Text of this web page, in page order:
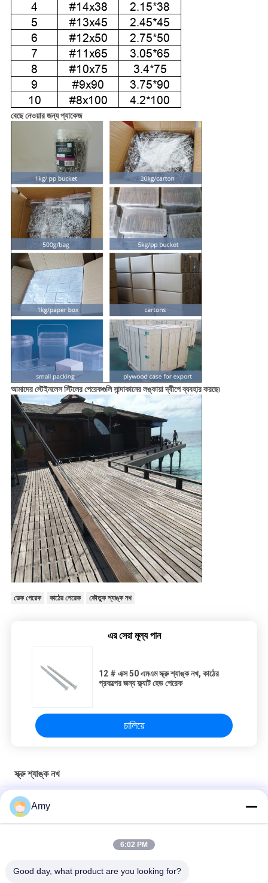
বেছে নেওয়ার জন্য প্যাকেজ
আমাদের স্টেইনলেস স্টিলের পেরেকগুলি সান্দাকানের লঙ্কায়া দ্বীপে ব্যবহার করছে৷
ডেক পেরেক কাঠের পেরেক কৌতুক শ্যাঙ্ক নখ
এর সেরা মূল্য পান
12 # এক্স 50 এমএম স্ক্রু শ্যাঙ্ক নখ, কাঠের
প্রকল্পের জন্য ফ্ল্যাট হেড পেরেক
চালিয়ে
স্ক্রু শ্যাঙ্ক নখ
SUS304HC সিলিন্ডার হেড স্ক্রু 4.0 মিমি দিয়া 60 মিমি দৈর্ঘ্যের নমুনা উপলব্ধ
এম 6 / এম 8 / এম 10 / এম 12 / এম 16 ​​স্টেইনলেস স্টিল স্প্রিং বাদাম, স্প্রিং চ্যানেল
Amy
6:02 PM
Good day, what product are you looking for?